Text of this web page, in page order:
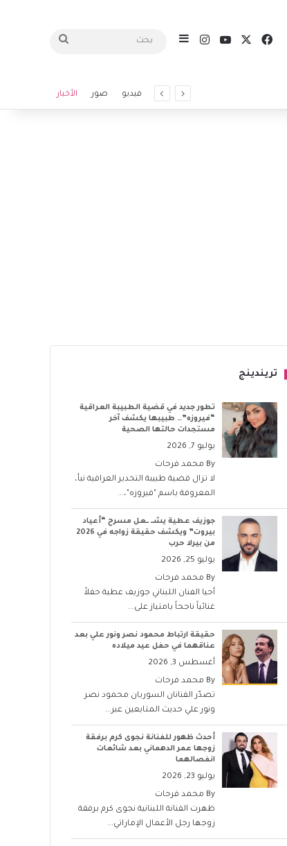
فيسبوكيوتيوبانستقرامإضافة عمود جانبي بحث
فيديو صور الأخبار
تريندينج
تطور جديد في قضية الطبيبة العراقية
“فيروزه”… طبيبها يكشف آخر
مستجدات حالتها الصحية
يوليو 7, 2026
By محمد فرحات
لا تزال قضية طبيبة التخدير العراقية نبأ،
المعروفة باسم "فيروزه"،...
جوزيف عطية يشــ ــعل مسرح “أعياد
بيروت” ويكشف حقيقة زواجه في 2026
من بيرلا حرب
يوليو 25, 2026
By محمد فرحات
أحيا الفنان اللبناني جوزيف عطية حفلاً
غنائياً ناجحاً بامتياز على...
حقيقة ارتباط محمود نصر ونور علي بعد
عناقهما في حفل عيد ميلاده
أغسطس 3, 2026
By محمد فرحات
تصدّر الفنانان السوريان محمود نصر
ونور علي حديث المتابعين عبر...
أحدث ظهور للفنانة نجوى كرم برفقة
زوجها عمر الدهماني بعد شائعات
انفصالهما
يوليو 23, 2026
By محمد فرحات
ظهرت الفنانة اللبنانية نجوى كرم برفقة
زوجها رجل الأعمال الإماراتي...